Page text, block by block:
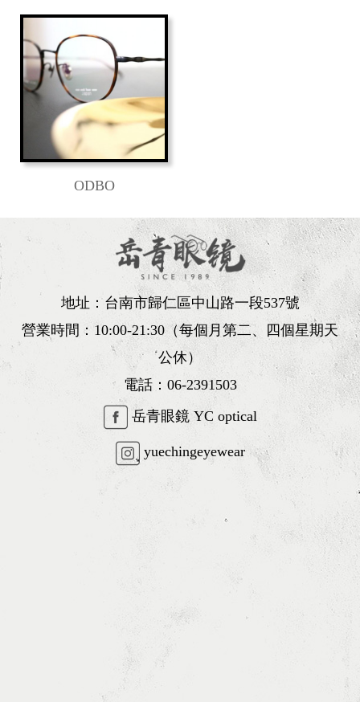
ODBO
地址：台南市歸仁區中山路一段537號
營業時間：10:00-21:30（每個月第二、四個星期天
公休）
電話： 06-2391503
岳青眼鏡 YC optical
yuechingeyewear